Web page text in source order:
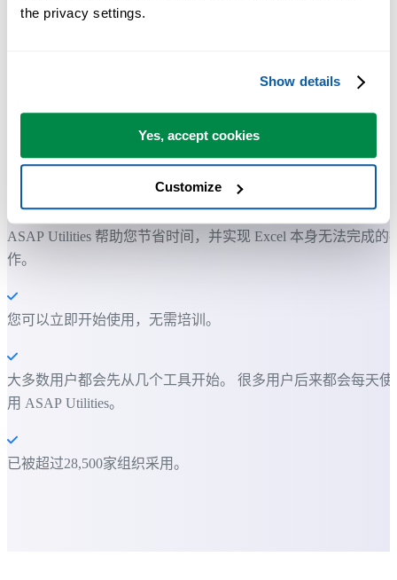
the privacy settings.
Show details
Yes, accept cookies
Customize
许多 Excel 用户希望 Excel 内置的实用工具
节省 Excel 工作时间，简单高效。
ASAP Utilities 帮助您节省时间，并实现 Excel 本身无法完成的
作。
您可以立即开始使用，无需培训。
大多数用户都会先从几个工具开始。 很多用户后来都会每天使
用 ASAP Utilities。
已被超过28,500家组织采用。